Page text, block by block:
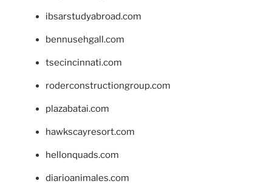
ibsarstudyabroad.com
bennusehgall.com
tsecincinnati.com
roderconstructiongroup.com
plazabatai.com
hawkscayresort.com
hellonquads.com
diarioanimales.com